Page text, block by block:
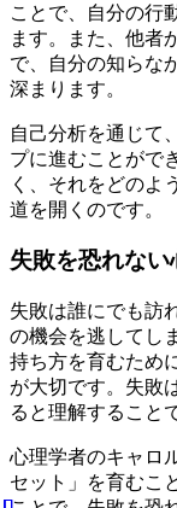
ことで、自分の行
ます。また、他者
で、自分の知らな
深まります。
自己分析を通じて
プに進むことがで
く、それをどのよ
道を開くのです。
失敗を恐れない
失敗は誰にでも訪
の機会を逃してし
持ち方を育むため
が大切です。失敗
ると理解すること
心理学者のキャロ
セット」を育むこ